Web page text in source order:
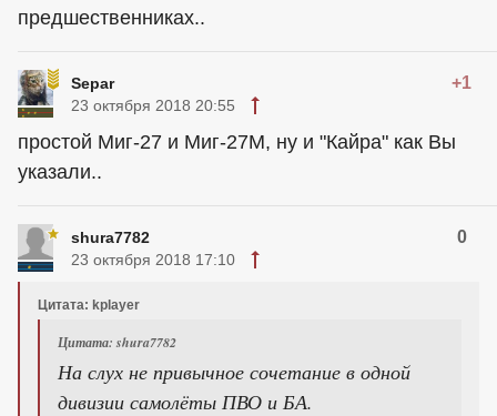
предшественниках..
Separ +1
23 октября 2018 20:55
простой Миг-27 и Миг-27М, ну и "Кайра" как Вы
указали..
shura7782 0
23 октября 2018 17:10
Цитата: kplayer
Цитата: shura7782
На слух не привычное сочетание в одной
дивизии самолёты ПВО и БА.